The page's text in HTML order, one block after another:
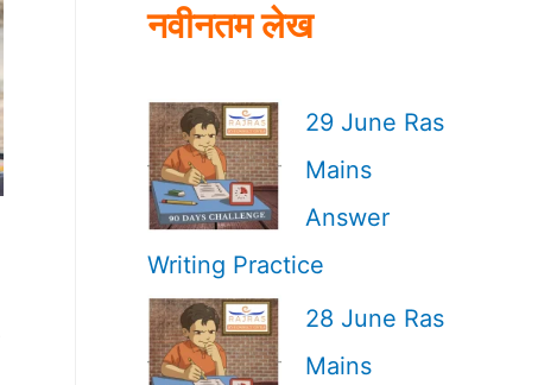
नवीनतम लेख
29 June Ras
Mains
Answer
Writing Practice
28 June Ras
Mains